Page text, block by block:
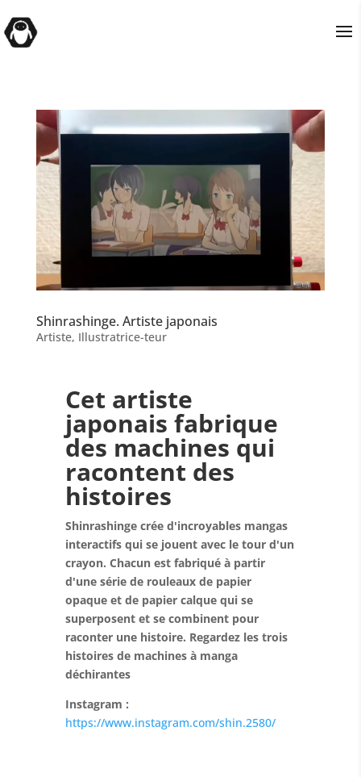
Shinrashinge. Artiste japonais
Artiste, Illustratrice-teur
Cet artiste
japonais fabrique
des machines qui
racontent des
histoires
Shinrashinge crée d'incroyables mangas
interactifs qui se jouent avec le tour d'un
crayon. Chacun est fabriqué à partir
d'une série de rouleaux de papier
opaque et de papier calque qui se
superposent et se combinent pour
raconter une histoire. Regardez les trois
histoires de machines à manga
déchirantes
Instagram :
https://www.instagram.com/shin.2580/